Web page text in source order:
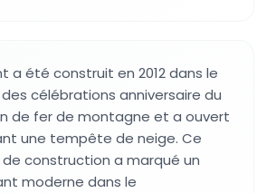
a été construit en 2012 dans le
célébrations anniversaire du
de fer de montagne et a ouvert
une tempête de neige. Ce
construction a marqué un
moderne dans le